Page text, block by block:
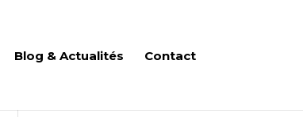
Blog & Actualités Contact